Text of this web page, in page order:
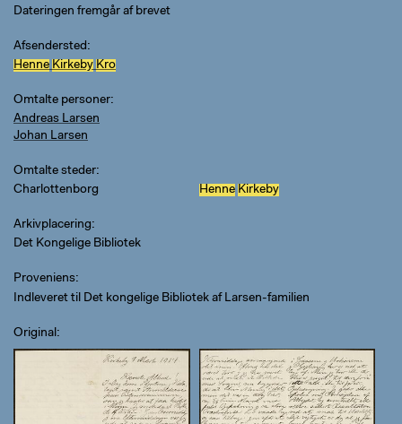
Dateringen fremgår af brevet
Afsendersted
Henne Kirkeby Kro
Omtalte personer
Andreas Larsen
Johan Larsen
Omtalte steder
Charlottenborg
Henne Kirkeby
Arkivplacering
Det Kongelige Bibliotek
Proveniens
Indleveret til Det kongelige Bibliotek af Larsen-familien
Original